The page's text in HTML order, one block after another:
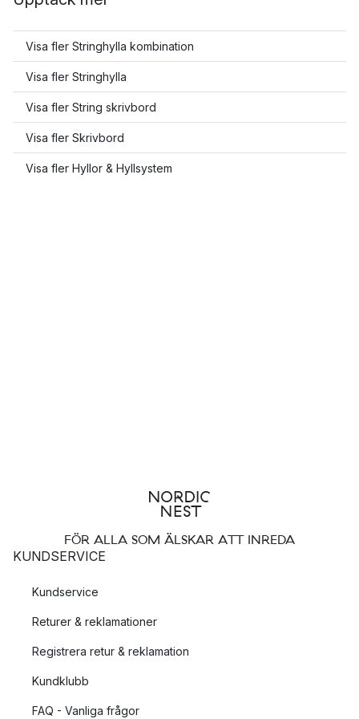
Visa fler Stringhylla kombination
Visa fler Stringhylla
Visa fler String skrivbord
Visa fler Skrivbord
Visa fler Hyllor & Hyllsystem
FÖR ALLA SOM ÄLSKAR ATT INREDA
KUNDSERVICE
Kundservice
Returer & reklamationer
Registrera retur & reklamation
Kundklubb
FAQ - Vanliga frågor